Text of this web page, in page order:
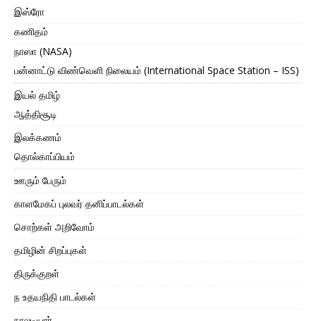
இஸ்ரோ
கணிதம்
நாஸா (NASA)
பன்னாட்டு விண்வெளி நிலையம் (International Space Station – ISS)
இயல் தமிழ்
ஆத்திசூடி
இலக்கணம்
தொல்காப்பியம்
ஊரும் பேரும்
காளமேகப் புலவர் தனிப்பாடல்கள்
சொற்கள் அறிவோம்
தமிழின் சிறப்புகள்
திருக்குறள்
ந உதயநிதி பாடல்கள்